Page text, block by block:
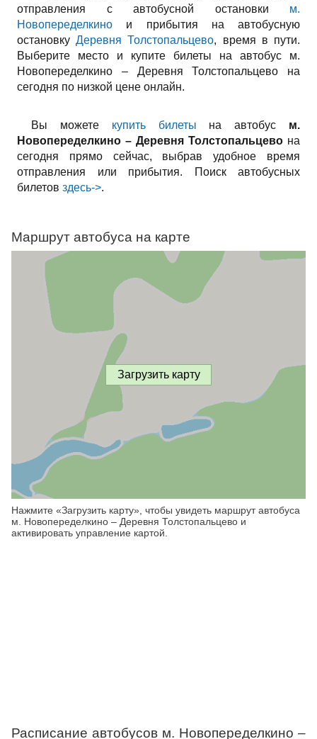
отправления с автобусной остановки м.
Новопеределкино и прибытия на автобусную
остановкуДеревня Толстопальцево, время в пути.
Выберите место и купите билеты на автобус м.
Новопеределкино – Деревня Толстопальцево на
сегодня по низкой цене онлайн.
Вы можете купить билеты на автобус м.
Новопеределкино – Деревня Толстопальцево на
сегодня прямо сейчас, выбрав удобное время
отправления или прибытия. Поиск автобусных
билетов здесь->.
Маршрут автобуса на карте
Загрузить карту
Нажмите «Загрузить карту», чтобы увидеть маршрут автобуса
м. Новопеределкино – Деревня Толстопальцево и
активировать управление картой.
Расписание автобусов м. Новопеределкино –